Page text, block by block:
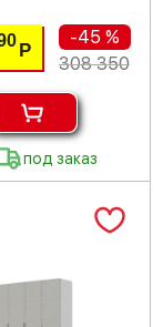
Р
-45 %
308 350
под заказ